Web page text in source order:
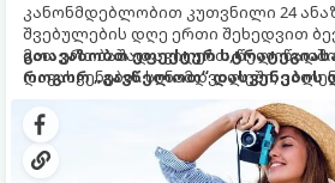
კანონმდებლობით კუთვნილი 24
შვებულების დღე ერთი შეხედვით
მათ ერთბაშად ავიღებთ,
დავასვენებთ. სინამდვილეში,
ოფიციალური უქმე დღეების
შესაძლებელია შვებულების თითო-
გამოყენებით წელიწადში
ხანგრძლივი, 4-დღიანი უქმეები (Mini-
გთავაზობთ ეფექტურ
როგორ „გავწელოთ“ დასვენების